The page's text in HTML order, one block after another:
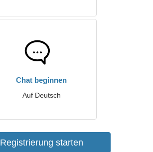
Chat beginnen
Auf Deutsch
Registrierung starten